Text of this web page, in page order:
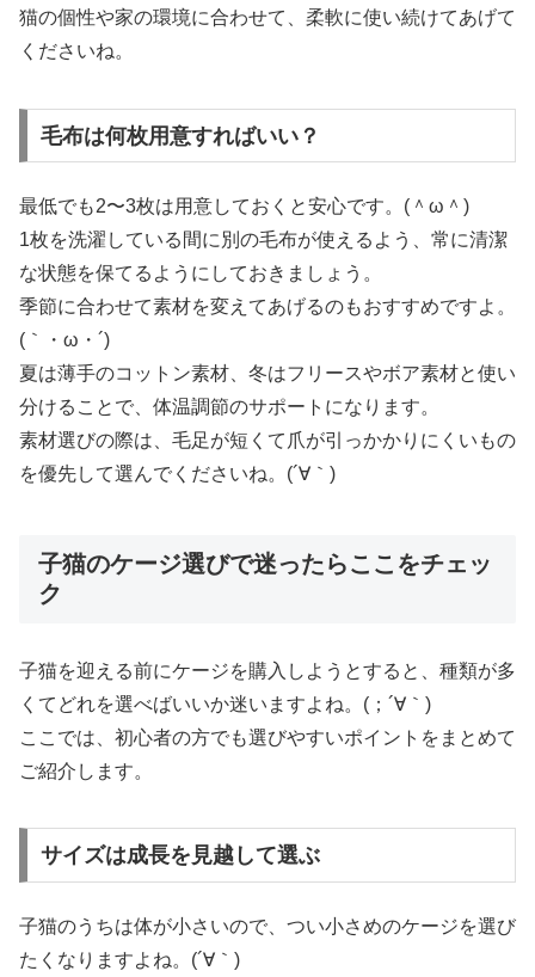
猫の個性や家の環境に合わせて、柔軟に使い続けてあげて
くださいね。
毛布は何枚用意すればいい？
最低でも2〜3枚は用意しておくと安心です。(＾ω＾)
1枚を洗濯している間に別の毛布が使えるよう、常に清潔
な状態を保てるようにしておきましょう。
季節に合わせて素材を変えてあげるのもおすすめですよ。
(｀・ω・´)
夏は薄手のコットン素材、冬はフリースやボア素材と使い
分けることで、体温調節のサポートになります。
素材選びの際は、毛足が短くて爪が引っかかりにくいもの
を優先して選んでくださいね。(´∀｀)
子猫のケージ選びで迷ったらここをチェッ
ク
子猫を迎える前にケージを購入しようとすると、種類が多
くてどれを選べばいいか迷いますよね。(；´∀｀)
ここでは、初心者の方でも選びやすいポイントをまとめて
ご紹介します。
サイズは成長を見越して選ぶ
子猫のうちは体が小さいので、つい小さめのケージを選び
たくなりますよね。(´∀｀)